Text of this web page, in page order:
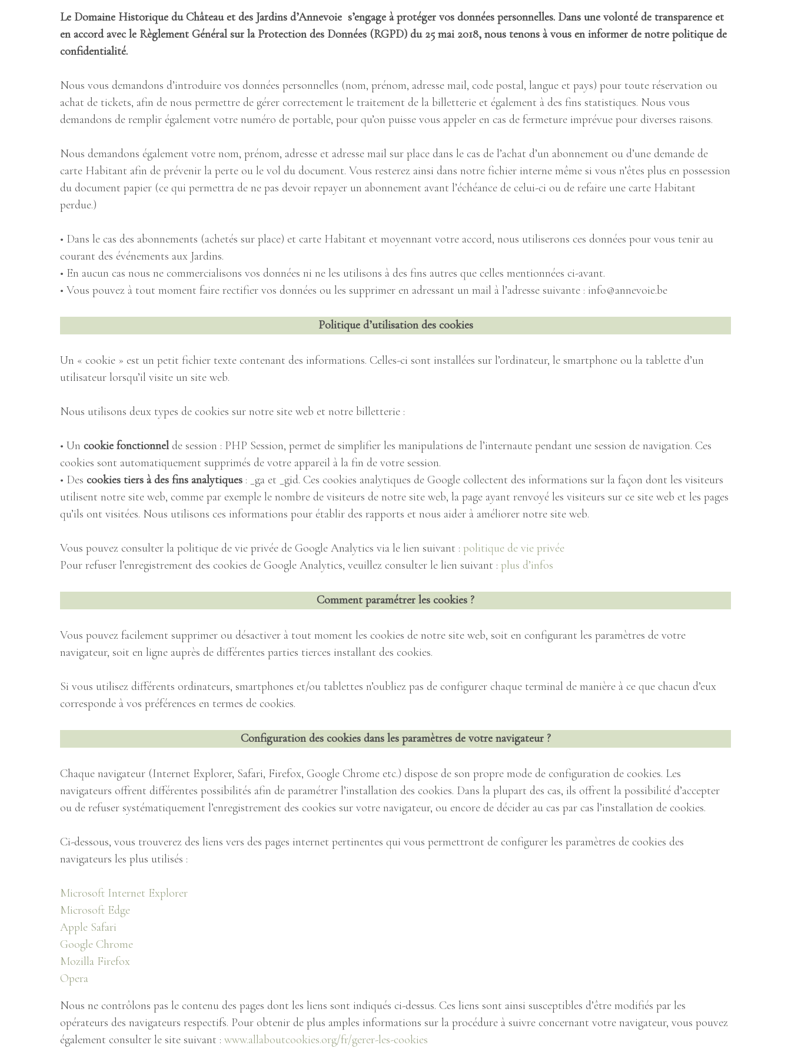
ACCUEIL
L’HISTOIRE DES JARDINS
EVÉNEMENTS
VISITE VIRTUELLE
VIDEO DES JARDINS D’ANNEVOIE
INFOS PRATIQUES
LE NOUVEL ESPACE DÉCOUVERTE LA BOUTIQUE DES JARDINS SE RESTAURER À ANNEVOIE
LE MOULIN : GÎTE 32 PLACES
LE DOMAINE DU CHÂTEAU
CONTACT
OFFRES D’EMPLOI RGPD – POLITIQUE DE CONFIDENTIALITÉ
Le Domaine Historique du Château et des Jardins d’Annevoie s’engage à protéger vos données personnelles. Dans une volonté de transparence et
en accord avec le Règlement Général sur la Protection des Données (RGPD) du 25 mai 2018, nous tenons à vous en informer de notre politique de
confidentialité.
Nous vous demandons d’introduire vos données personnelles (nom, prénom, adresse mail, code postal, langue et pays) pour toute réservation ou
achat de tickets, afin de nous permettre de gérer correctement le traitement de la billetterie et également à des fins statistiques. Nous vous
demandons de remplir également votre numéro de portable, pour qu’on puisse vous appeler en cas de fermeture imprévue pour diverses raisons.
Nous demandons également votre nom, prénom, adresse et adresse mail sur place dans le cas de l’achat d’un abonnement ou d’une demande de
carte Habitant afin de prévenir la perte ou le vol du document. Vous resterez ainsi dans notre fichier interne même si vous n’êtes plus en possession
du document papier (ce qui permettra de ne pas devoir repayer un abonnement avant l’échéance de celui-ci ou de refaire une carte Habitant
perdue.)
• Dans le cas des abonnements (achetés sur place) et carte Habitant et moyennant votre accord, nous utiliserons ces données pour vous tenir au
courant des événements aux Jardins.
• En aucun cas nous ne commercialisons vos données ni ne les utilisons à des fins autres que celles mentionnées ci-avant.
• Vous pouvez à tout moment faire rectifier vos données ou les supprimer en adressant un mail à l’adresse suivante : info@annevoie.be
Politique d’utilisation des cookies
Un « cookie » est un petit fichier texte contenant des informations. Celles-ci sont installées sur l’ordinateur, le smartphone ou la tablette d’un
utilisateur lorsqu’il visite un site web.
Nous utilisons deux types de cookies sur notre site web et notre billetterie :
• Un cookie fonctionnel de session : PHP Session, permet de simplifier les manipulations de l’internaute pendant une session de navigation. Ces
cookies sont automatiquement supprimés de votre appareil à la fin de votre session.
• Des cookies tiers à des fins analytiques : _ga et _gid. Ces cookies analytiques de Google collectent des informations sur la façon dont les visiteurs
utilisent notre site web, comme par exemple le nombre de visiteurs de notre site web, la page ayant renvoyé les visiteurs sur ce site web et les pages
qu’ils ont visitées. Nous utilisons ces informations pour établir des rapports et nous aider à améliorer notre site web.
Vous pouvez consulter la politique de vie privée de Google Analytics via le lien suivant : politique de vie privée
Pour refuser l’enregistrement des cookies de Google Analytics, veuillez consulter le lien suivant : plus d’infos
Comment paramétrer les cookies ?
Vous pouvez facilement supprimer ou désactiver à tout moment les cookies de notre site web, soit en configurant les paramètres de votre
navigateur, soit en ligne auprès de différentes parties tierces installant des cookies.
Si vous utilisez différents ordinateurs, smartphones et/ou tablettes n’oubliez pas de configurer chaque terminal de manière à ce que chacun d’eux
corresponde à vos préférences en termes de cookies.
Configuration des cookies dans les paramètres de votre navigateur?
Chaque navigateur (Internet Explorer, Safari, Firefox, Google Chrome etc.) dispose de son propre mode de configuration de cookies. Les
navigateurs offrent différentes possibilités afin de paramétrer l’installation des cookies. Dans la plupart des cas, ils offrent la possibilité d’accepter
ou de refuser systématiquement l’enregistrement des cookies sur votre navigateur, ou encore de décider au cas par cas l’installation de cookies.
Ci-dessous, vous trouverez des liens vers des pages internet pertinentes qui vous permettront de configurer les paramètres de cookies des
navigateurs les plus utilisés :
Microsoft Internet Explorer
Microsoft Edge
Apple Safari
Google Chrome
Mozilla Firefox
Opera
Nous ne contrôlons pas le contenu des pages dont les liens sont indiqués ci-dessus. Ces liens sont ainsi susceptibles d’être modifiés par les
opérateurs des navigateurs respectifs. Pour obtenir de plus amples informations sur la procédure à suivre concernant votre navigateur, vous pouvez
également consulter le site suivant : www.allaboutcookies.org/fr/gerer-les-cookies